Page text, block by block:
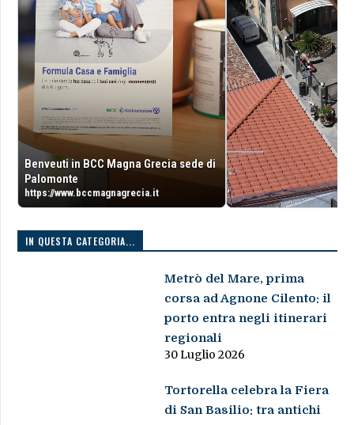
Benveuti in BCC Magna Grecia sede di
Palomonte
https://www.bccmagnagrecia.it
IN QUESTA CATEGORIA...
Metrò del Mare, prima
corsa ad Agnone Cilento: il
porto entra negli itinerari
regionali
30 Luglio 2026
Tortorella celebra la Fiera
di San Basilio: tra antichi